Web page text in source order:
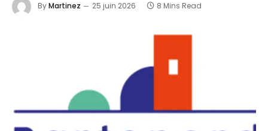
ByMartinez 25 juin 2026 8 Mins Read